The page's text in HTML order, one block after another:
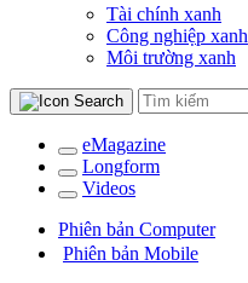
Tài chính xanh
Công nghiệp xanh
Môi trường xanh
eMagazine
Longform
Videos
Phiên bản Computer
Phiên bản Mobile